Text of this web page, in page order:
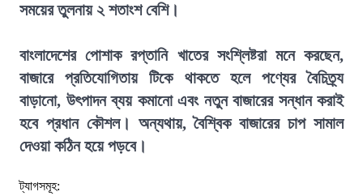
সময়ের তুলনায় ২ শতাংশ বেশি।
বাংলাদেশের পোশাক রপ্তানি খাতের সংশ্লিষ্টরা মনে করছেন,
বাজারে প্রতিযোগিতায় টিকে থাকতে হলে পণ্যের বৈচিত্র্য
বাড়ানো, উৎপাদন ব্যয় কমানো এবং নতুন বাজারের সন্ধান করাই
হবে প্রধান কৌশল। অন্যথায়, বৈশ্বিক বাজারের চাপ সামাল
দেওয়া কঠিন হয়ে পড়বে।
ট্যাগসমূহ: